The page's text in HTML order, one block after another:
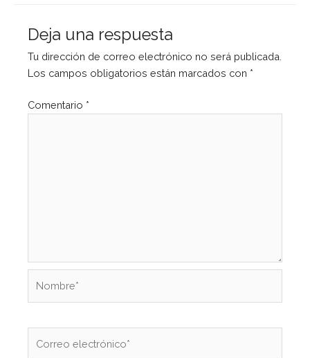
Deja una respuesta
Tu dirección de correo electrónico no será publicada.
Los campos obligatorios están marcados con *
Comentario *
electrónico*